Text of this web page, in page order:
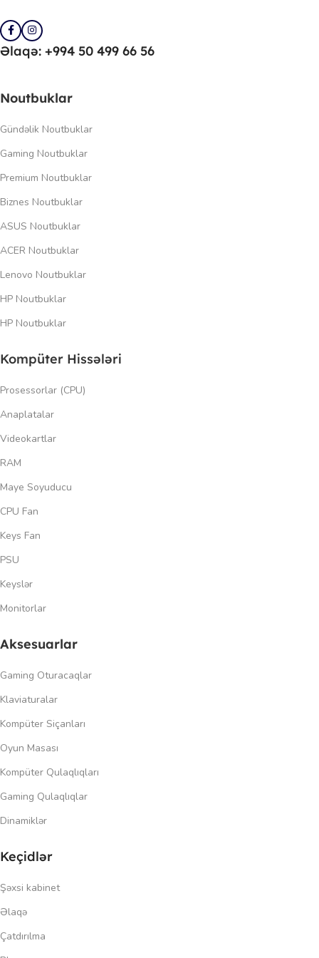
Əlaqə: +994 50 499 66 56
Noutbuklar
Gündəlik Noutbuklar
Gaming Noutbuklar
Premium Noutbuklar
Biznes Noutbuklar
ASUS Noutbuklar
ACER Noutbuklar
Lenovo Noutbuklar
HP Noutbuklar
HP Noutbuklar
Kompüter Hissələri
Prosessorlar (CPU)
Anaplatalar
Videokartlar
RAM
Maye Soyuducu
CPU Fan
Keys Fan
PSU
Keyslər
Monitorlar
Aksesuarlar
Gaming Oturacaqlar
Klaviaturalar
Kompüter Siçanları
Oyun Masası
Kompüter Qulaqlıqları
Gaming Qulaqlıqlar
Dinamiklər
Keçidlər
Şəxsi kabinet
Əlaqə
Çatdırılma